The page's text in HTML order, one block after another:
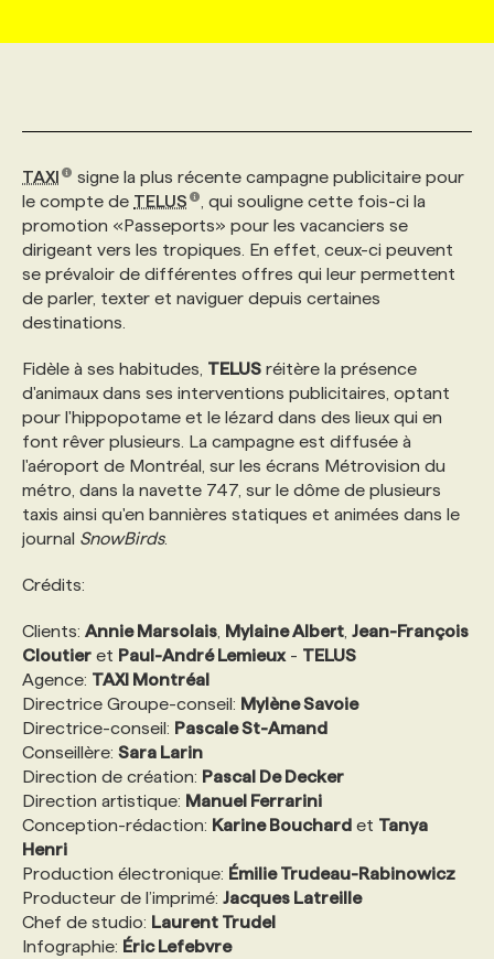
AFFAIRES DE L'INDUSTRIE
INITIATIVES NUMÉRIQUES
PRIX ET DISTINCTIONS
WEB & MÉDIAS SOCIAUX
MARKETING DURABLE
GEO/SEO
NOS AUTEUR‧RICES
INFOLETTRE PUBLICITÉ
ANNONCEZ AVEC NOUS
CONSULTER LA CVTHÈQUE
PROFIL ENTREPRISE
FAQ
VOIR LES OFFRES
PROFIL CANDIDAT
FAQ
ANNONCEZ AVEC NOUS
NOS FORMATIONS EN LIGNE
NOS PARCOURS DE FORMATIONS
FORMATIONS PERSONNALISÉES
POURQUOI CHOISIR NOS FORMATIONS
NOS TARIFS
PROGRAMMES DE SUBVENTIONS
ANNONCEZ AVEC NOUS
CHASSE DE TÊTE
SERVICE DE CHASSE DE TÊTE
NOS TARIFS
FAQ
ANNONCEZ AVEC NOUS
TAXI
signe la plus récente campagne publicitaire pour
le compte de TELUS
, qui souligne cette fois-ci la
promotion «Passeports» pour les vacanciers se
dirigeant vers les tropiques. En effet, ceux-ci peuvent
se prévaloir de différentes offres qui leur permettent
de parler, texter et naviguer depuis certaines
destinations.
Fidèle à ses habitudes, TELUS réitère la présence
d'animaux dans ses interventions publicitaires, optant
pour l'hippopotame et le lézard dans des lieux qui en
font rêver plusieurs. La campagne est diffusée à
l'aéroport de Montréal, sur les écrans Métrovision du
métro, dans la navette 747, sur le dôme de plusieurs
taxis ainsi qu'en bannières statiques et animées dans le
journal SnowBirds.
Crédits:
Clients: Annie Marsolais Mylaine Albert Jean-François
Cloutier et Paul-André Lemieux - TELUS
Agence: TAXI Montréal
Directrice Groupe-conseil: Mylène Savoie
Directrice-conseil: Pascale St-Amand
Conseillère: Sara Larin
Direction de création: Pascal De Decker
Direction artistique: Manuel Ferrarini
Conception-rédaction: Karine Bouchard et Tanya
Henri
Production électronique: Émilie Trudeau-Rabinowicz
Producteur de l’imprimé: Jacques Latreille
Chef de studio: Laurent Trudel
Infographie: Éric Lefebvre